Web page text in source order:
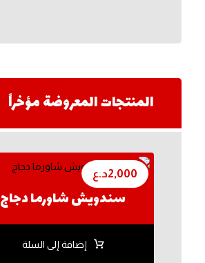
المنتجات المعروضة مؤخراً
سندويش شاورما دجاج
2,000د.ع
إضافة إلى السلة